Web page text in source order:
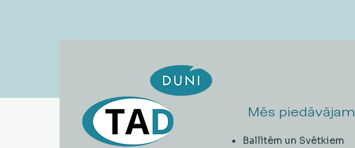
Mēs piedāvājam
Ballītēm un Svētkiem